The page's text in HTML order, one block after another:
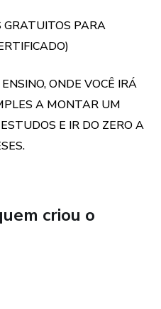
trazer mais conhecimento
GRATUITOS PARA
ONDE VOCÊ IRÁ
A MONTAR UM
E IR DO ZERO A
criou o